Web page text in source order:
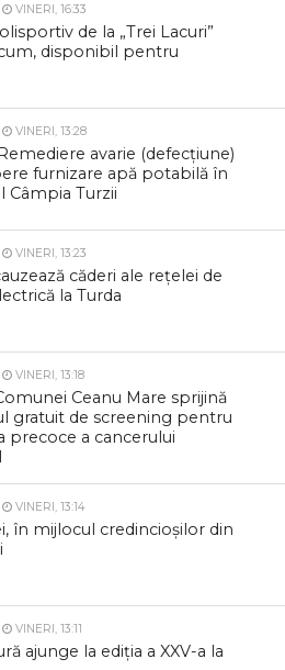
VINERI, 16:33
de la „Trei Lacuri”
disponibil pentru
VINERI, 13:28
avarie (defecțiune)
furnizare apă potabilă în
Câmpia Turzii
VINERI, 13:23
căderi ale rețelei de
la Turda
VINERI, 13:18
Ceanu Mare sprijină
gratuit de screening pentru
precoce a cancerului
VINERI, 13:14
în mijlocul credincioșilor din
VINERI, 13:11
ajunge la ediția a XXV-a la